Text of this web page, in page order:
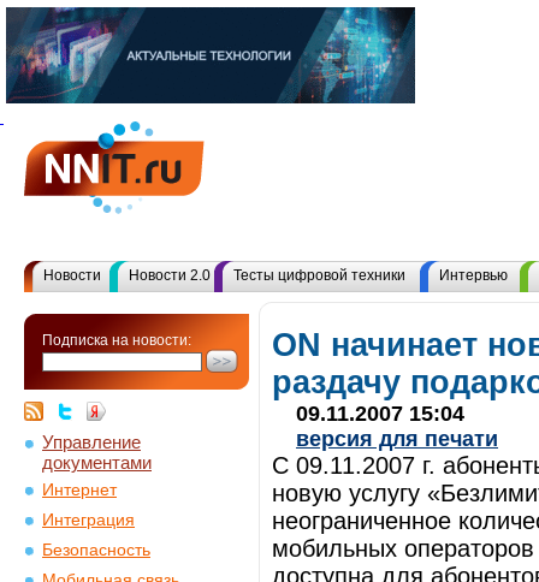
Новости Новости 2.0 Тесты цифровой техники Интервью
Подписка на новости:
Управление
документами
Интернет
Интеграция
Безопасность
ON начинает
раздачу
09.11.2007 15:04
версия для печати
С 09.11.2007 г.
новую услугу
неограниченное
мобильных операторов
доступна для